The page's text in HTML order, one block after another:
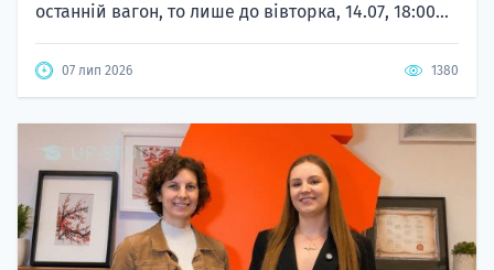
останній вагон, то лише до вівторка, 14.07, 18:00...
07 лип 2026 1380